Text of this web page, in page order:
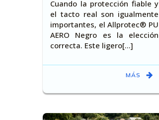
Cuando la protección fiable y
el tacto real son igualmente
importantes, el Allprotec® PU
AERO Negro es la elección
correcta. Este ligero[…]
MÁS